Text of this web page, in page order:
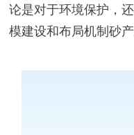
论是对于环境保护，
模建设和布局机制砂